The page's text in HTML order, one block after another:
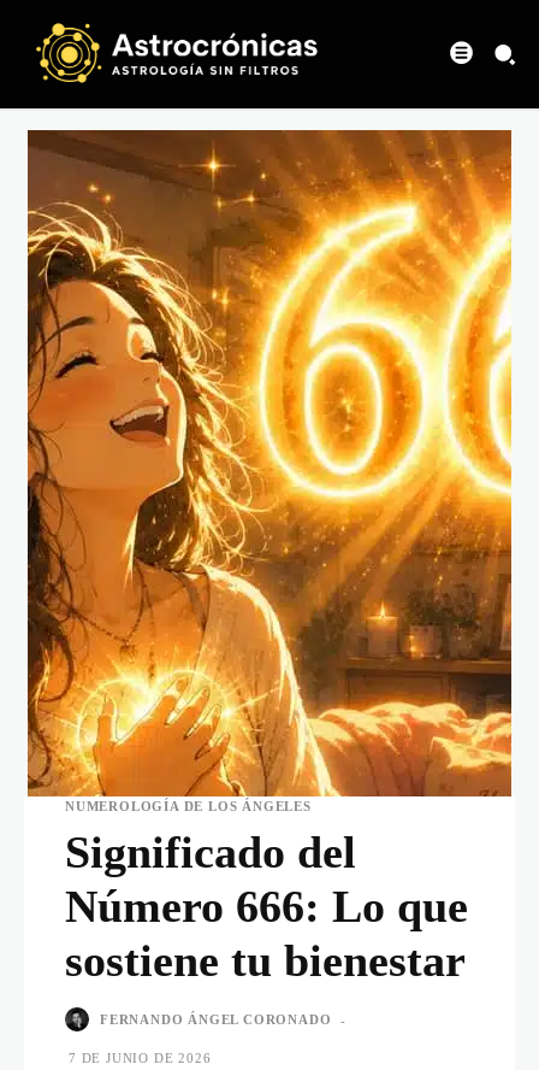
NUMEROLOGÍA DE LOS ÁNGELES
Significado del
Número 666: Lo que
sostiene tu bienestar
FERNANDO ÁNGEL CORONADO -
7 DE JUNIO DE 2026